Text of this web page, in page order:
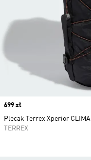
Price
699 zł
Plecak Terrex Xperior
TERREX